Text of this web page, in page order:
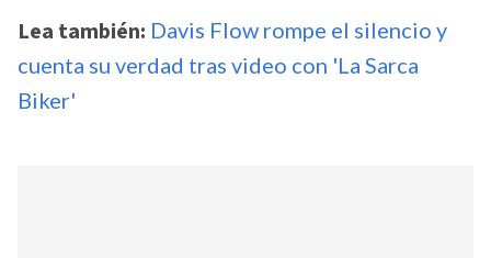
Lea también: Davis Flow rompe el silencio y
cuenta su verdad tras video con 'La Sarca
Biker'